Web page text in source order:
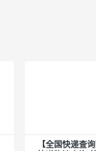
【全国快递查